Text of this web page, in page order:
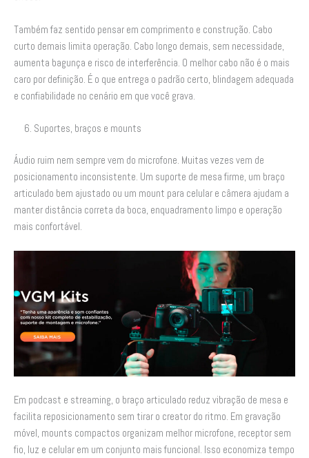
Também faz sentido pensar em comprimento e construção. Cabo
curto demais limita operação. Cabo longo demais, sem necessidade,
aumenta bagunça e risco de interferência. O melhor cabo não é o mais
caro por definição. É o que entrega o padrão certo, blindagem adequada
e confiabilidade no cenário em que você grava.
6. Suportes, braços e mounts
Áudio ruim nem sempre vem do microfone. Muitas vezes vem de
posicionamento inconsistente. Um suporte de mesa firme, um braço
articulado bem ajustado ou um mount para celular e câmera ajudam a
manter distância correta da boca, enquadramento limpo e operação
mais confortável.
Em podcast e streaming, o braço articulado reduz vibração de mesa e
facilita reposicionamento sem tirar o creator do ritmo. Em gravação
móvel, mounts compactos organizam melhor microfone, receptor sem
fio, luz e celular em um conjunto mais funcional. Isso economiza tempo